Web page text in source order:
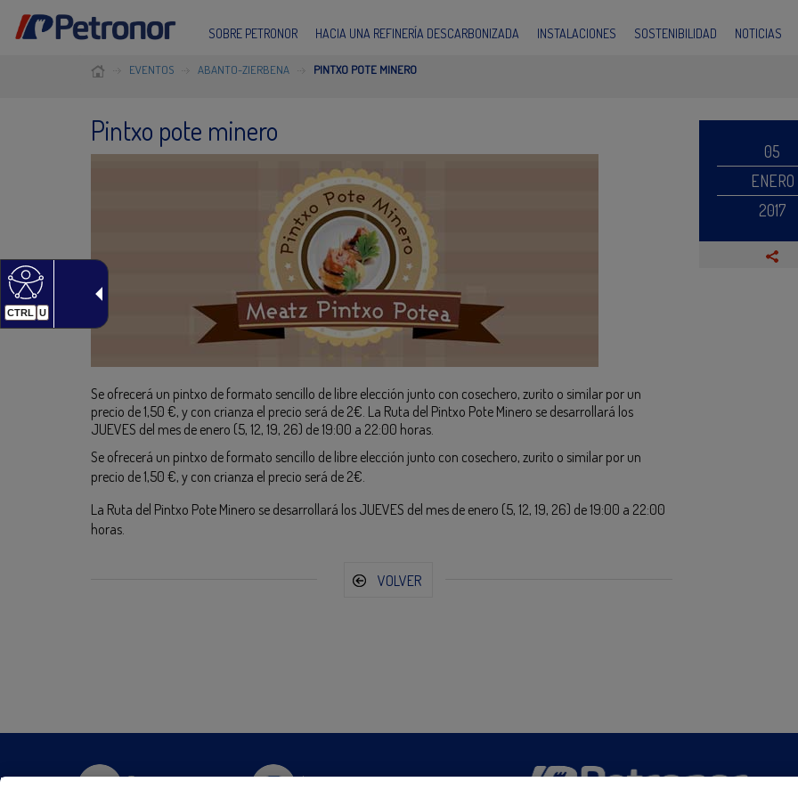
CTRL U
SOBRE PETRONOR HACIA UNA REFINERÍA DESCARBONIZADA INSTALACIONES SOSTENIBILIDAD NOTICIAS
EVENTOS ABANTO-ZIERBENA PINTXO POTE MINERO
Pintxo pote minero
Se ofrecerá un pintxo de formato sencillo de libre elección junto con cosechero, zurito o similar por un
precio de 1,50 €, y con crianza el precio será de 2€. La Ruta del Pintxo Pote Minero se desarrollará los
JUEVES del mes de enero (5, 12, 19, 26) de 19:00 a 22:00 horas.
Se ofrecerá un pintxo de formato sencillo de libre elección junto con cosechero, zurito o similar por un
precio de 1,50 €, y con crianza el precio será de 2€.
La Ruta del Pintxo Pote Minero se desarrollará los JUEVES del mes de enero (5, 12, 19, 26) de 19:00 a 22:00
horas.
VOLVER
05
ENERO
2017
Twitter Instagram